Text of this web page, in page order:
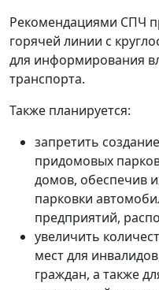
Рекомендациями СПЧ
горячей линии с
для информирования
транспорта.
Также планируется:
запретить
придомовых
домов, обеспечив
парковки
предприятий,
увеличить
мест для
граждан, а также